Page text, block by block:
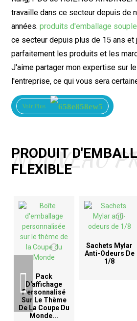
travaille dans ce secteur depuis de
années. produits d'emballage souple
ce secteur depuis plus de 15 ans et
parfaitement les produits et les
J'aime partager mon expertise sur
l'entreprise, ce qui vous sera
Voir Plus
PRODUIT
FLEXIBLE
NOUVEAU
Pack
D'affichage
Personnalisé
Sur Le Thème
De La Coupe Du
Monde...
Sachets Mylar
Anti-Odeurs De
1/8